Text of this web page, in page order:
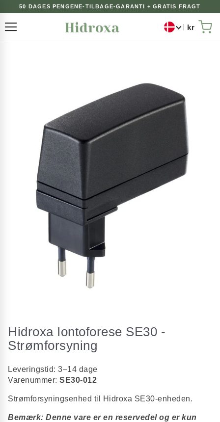
50 DAGES PENGENE-TILBAGE-GARANTI + GRATIS FRAGT
kr
Min
starten
af
billedgalleriet
Hidroxa Iontoforese SE30 -
Strømforsyning
Leveringstid: 3–14 dage
Varenummer: SE30-012
Strømforsyningsenhed til Hidroxa SE30-enheden.
Bemærk: Denne vare er en reservedel og er kun